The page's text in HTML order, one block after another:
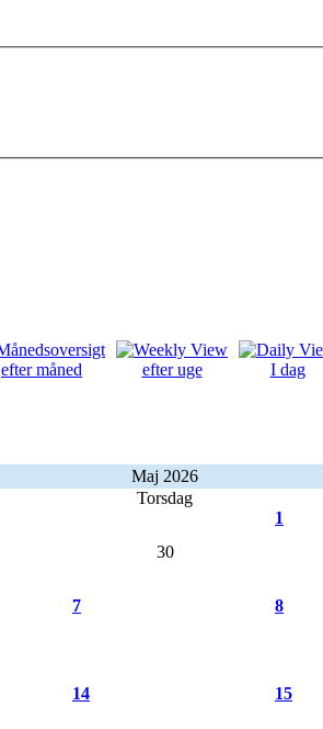
efter måned efter uge I dag
Maj 2026
Torsdag
30
1
7 8
14 15